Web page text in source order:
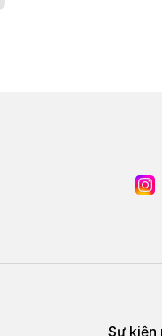
Sự kiện